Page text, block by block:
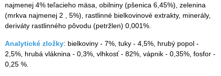
najmenej 4% teľacieho mäsa, obilniny (pšenica 6,45%), zelenina
(mrkva najmenej 2 , 5%), rastlinné bielkovinové extrakty, minerály,
deriváty rastlinného pôvodu (petržlen) 0,001%.
Analytické zložky: bielkoviny - 7%, tuky - 4,5%, hrubý popol -
2,5%, hrubá vláknina - 0,3%, vlhkosť - 82%, vápnik - 0,35%, fosfor -
0,25 %.